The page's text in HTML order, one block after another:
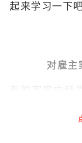
起来学习一下吧
对雇主
不放心也来照
的照顾方法有